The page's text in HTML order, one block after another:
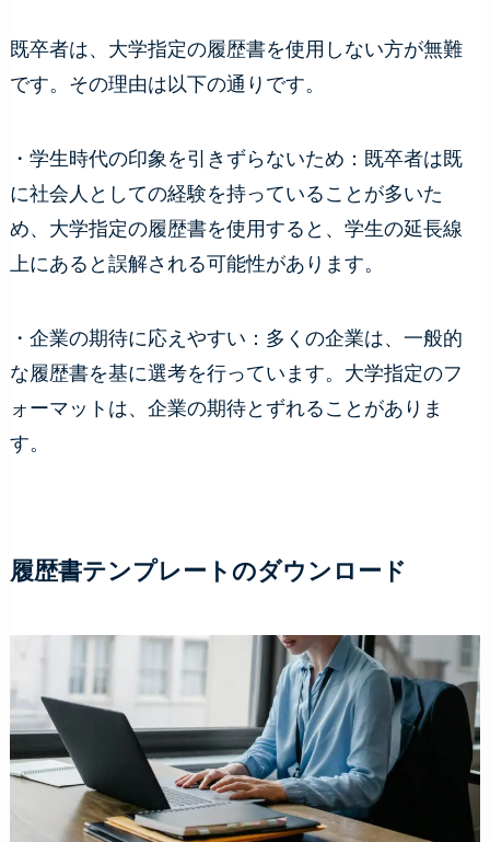
既卒者は、大学指定の履歴書を使用しない方が無難
です。その理由は以下の通りです。
・学生時代の印象を引きずらないため：既卒者は既
に社会人としての経験を持っていることが多いた
め、大学指定の履歴書を使用すると、学生の延長線
上にあると誤解される可能性があります。
・企業の期待に応えやすい：多くの企業は、一般的
な履歴書を基に選考を行っています。大学指定のフ
ォーマットは、企業の期待とずれることがありま
す。
履歴書テンプレートのダウンロード